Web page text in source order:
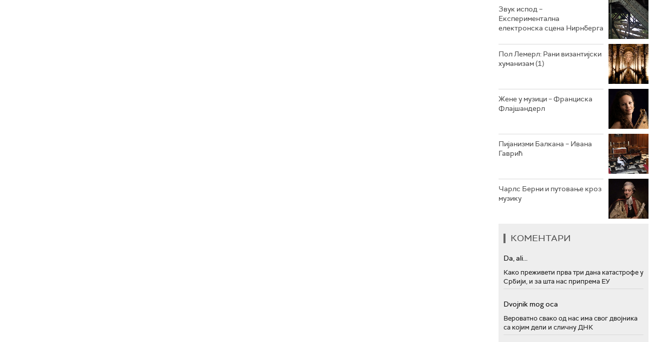
РАДИО ЏУБОКС
РАДИО ВРТЕШКА
РАДИО ЏЕЗЕР
Звук испод –
Експериментална
електронска сцена Нирнберга
Пол Лемерл: Рани византијски
хуманизам (1)
Жене у музици – Франциска
Флајшандерл
Пијанизми Балкана – Ивана
Гаврић
Чарлс Берни и путовање кроз
музику
КОМЕНТАРИ
Da, ali...
Како преживети прва три дана катастрофе у
Србији, и за шта нас припрема ЕУ
Dvojnik mog oca
Вероватно свако од нас има свог двојника
са којим дели и сличну ДНК